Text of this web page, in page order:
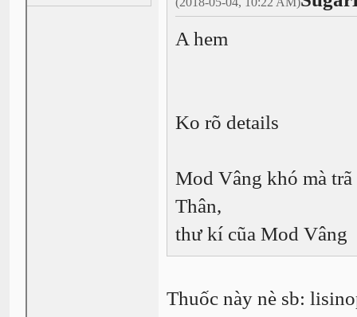
A hem
Ko rõ details
Mod Vâng khó mà
Thân,
thư kí cũa Mod Vâng
Thuốc này nè sb: